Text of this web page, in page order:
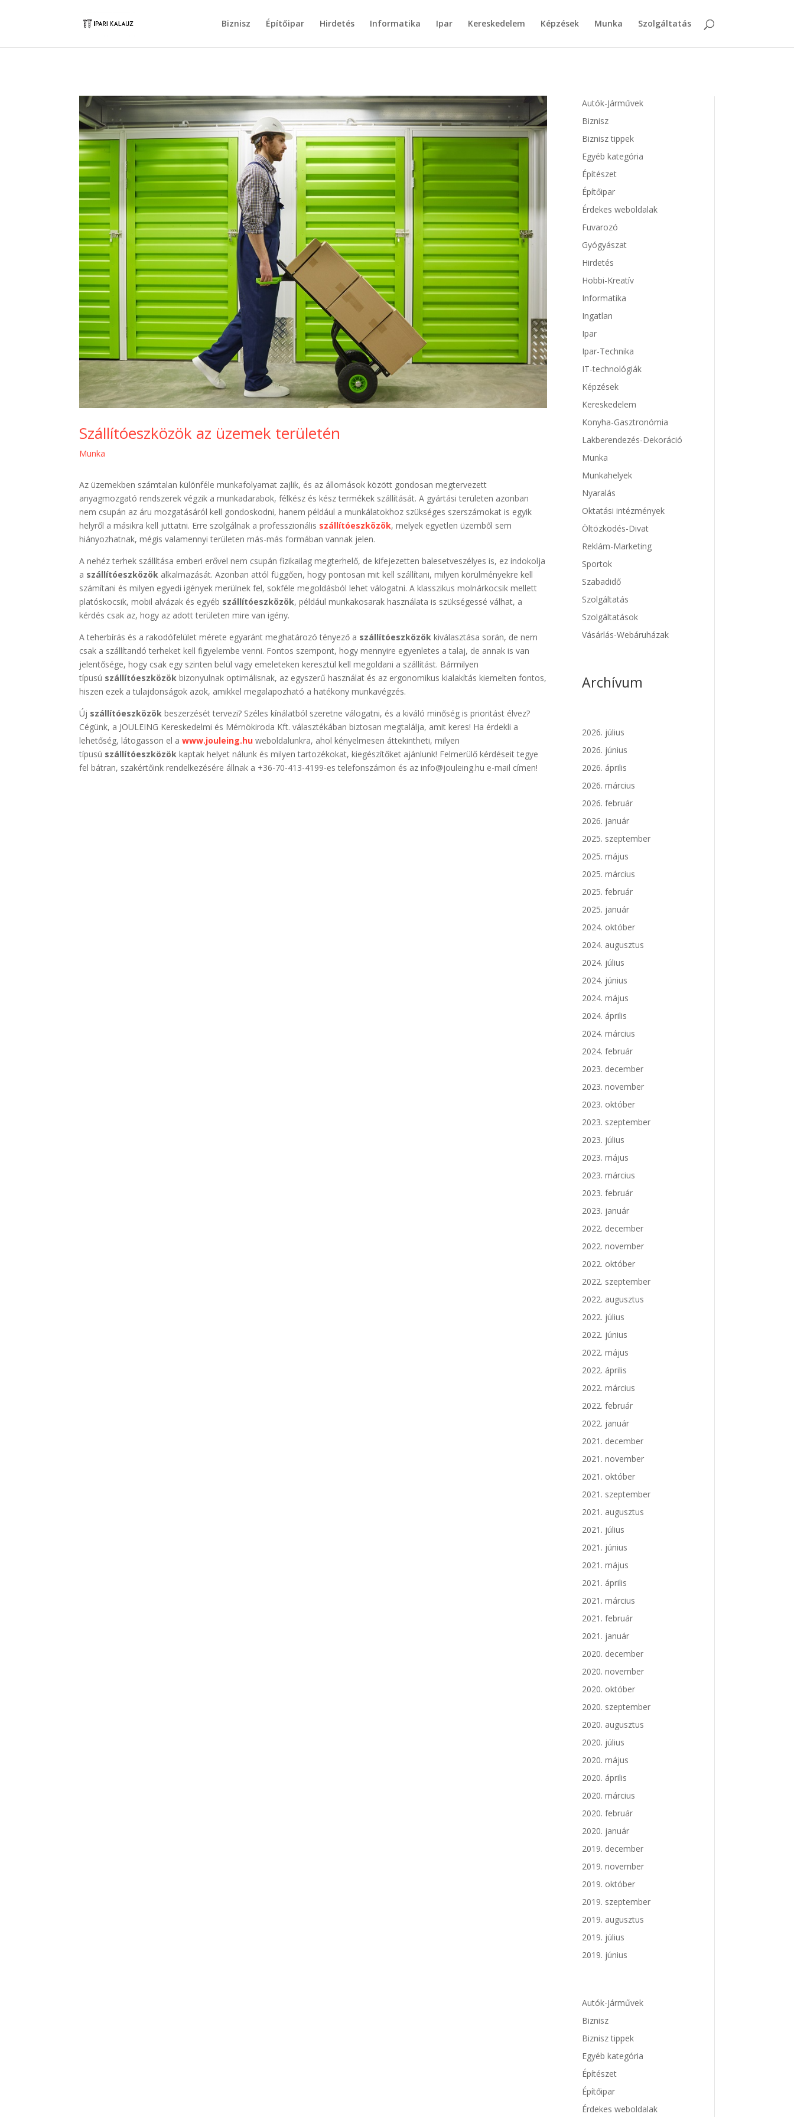
Biznisz Építőipar Hirdetés Informatika Ipar Kereskedelem Képzések Munka Szolgáltatás
Szállítóeszközök az üzemek területén
Munka
Az üzemekben számtalan különféle munkafolyamat zajlik, és az állomások között gondosan megtervezett
anyagmozgató rendszerek végzik a munkadarabok, félkész és kész termékek szállítását. A gyártási területen azonban
nem csupán az áru mozgatásáról kell gondoskodni, hanem például a munkálatokhoz szükséges szerszámokat is egyik
helyről a másikra kell juttatni. Erre szolgálnak a professzionális szállítóeszközök, melyek egyetlen üzemből sem
hiányozhatnak, mégis valamennyi területen más-más formában vannak jelen.
A nehéz terhek szállítása emberi erővel nem csupán fizikailag megterhelő, de kifejezetten balesetveszélyes is, ez indokolja
a szállítóeszközök alkalmazását. Azonban attól függően, hogy pontosan mit kell szállítani, milyen körülményekre kell
számítani és milyen egyedi igények merülnek fel, sokféle megoldásból lehet válogatni. A klasszikus molnárkocsik mellett
platóskocsik, mobil alvázak és egyéb szállítóeszközök, például munkakosarak használata is szükségessé válhat, a
kérdés csak az, hogy az adott területen mire van igény.
A teherbírás és a rakodófelület mérete egyaránt meghatározó tényező a szállítóeszközök kiválasztása során, de nem
csak a szállítandó terheket kell figyelembe venni. Fontos szempont, hogy mennyire egyenletes a talaj, de annak is van
jelentősége, hogy csak egy szinten belül vagy emeleteken keresztül kell megoldani a szállítást. Bármilyen
típusú szállítóeszközök bizonyulnak optimálisnak, az egyszerű használat és az ergonomikus kialakítás kiemelten fontos,
hiszen ezek a tulajdonságok azok, amikkel megalapozható a hatékony munkavégzés.
Új szállítóeszközök beszerzését tervezi? Széles kínálatból szeretne válogatni, és a kiváló minőség is prioritást élvez?
Cégünk, a JOULEING Kereskedelmi és Mérnökiroda Kft. választékában biztosan megtalálja, amit keres! Ha érdekli a
lehetőség, látogasson el awww.jouleing.hu weboldalunkra, ahol kényelmesen áttekintheti, milyen
típusú szállítóeszközök kaptak helyet nálunk és milyen tartozékokat, kiegészítőket ajánlunk! Felmerülő kérdéseit tegye
fel bátran, szakértőink rendelkezésére állnak a +36-70-413-4199-es telefonszámon és az info@jouleing.hu e-mail címen!
Autók-Járművek
Biznisz
Biznisz tippek
Egyéb kategória
Építészet
Építőipar
Érdekes weboldalak
Fuvarozó
Gyógyászat
Hirdetés
Hobbi-Kreatív
Informatika
Ingatlan
Ipar
Ipar-Technika
IT-technológiák
Képzések
Kereskedelem
Konyha-Gasztronómia
Lakberendezés-Dekoráció
Munka
Munkahelyek
Nyaralás
Oktatási intézmények
Öltözködés-Divat
Reklám-Marketing
Sportok
Szabadidő
Szolgáltatás
Szolgáltatások
Vásárlás-Webáruházak
Archívum
2026. július
2026. június
2026. április
2026. március
2026. február
2026. január
2025. szeptember
2025. május
2025. március
2025. február
2025. január
2024. október
2024. augusztus
2024. július
2024. június
2024. május
2024. április
2024. március
2024. február
2023. december
2023. november
2023. október
2023. szeptember
2023. július
2023. május
2023. március
2023. február
2023. január
2022. december
2022. november
2022. október
2022. szeptember
2022. augusztus
2022. július
2022. június
2022. május
2022. április
2022. március
2022. február
2022. január
2021. december
2021. november
2021. október
2021. szeptember
2021. augusztus
2021. július
2021. június
2021. május
2021. április
2021. március
2021. február
2021. január
2020. december
2020. november
2020. október
2020. szeptember
2020. augusztus
2020. július
2020. május
2020. április
2020. március
2020. február
2020. január
2019. december
2019. november
2019. október
2019. szeptember
2019. augusztus
2019. július
2019. június
Autók-Járművek
Biznisz
Biznisz tippek
Egyéb kategória
Építészet
Építőipar
Érdekes weboldalak